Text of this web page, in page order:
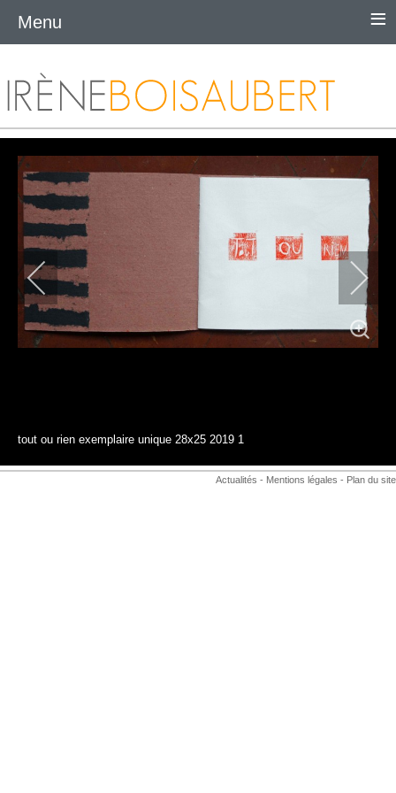
tout ou rien exemplaire unique 28x25 2019 1
Actualités - Mentions légales - Plan du site
Menu ≡